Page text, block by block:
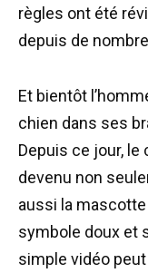
règles ont été
depuis de
Et bientôt
chien dans ses
Depuis ce jour,
devenu non
aussi la
symbole doux et
simple vidéo